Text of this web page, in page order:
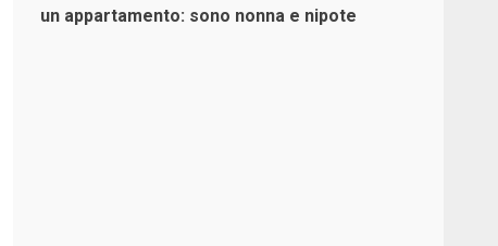
un appartamento: sono nonna e nipote